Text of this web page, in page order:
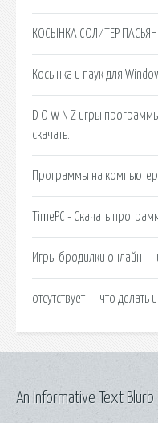
КОСЫНКА СОЛИТЕР
Косынка и паук для
D O W N Z игры
скачать.
Программы на
TimePC - Скачать
Игры бродилки онлайн —
отсутствует — что делать
An Informative Text Blurb